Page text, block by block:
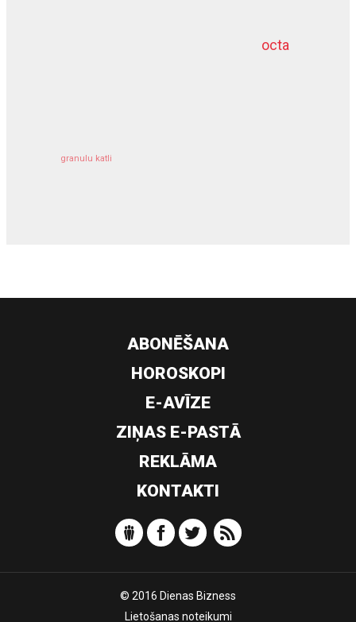
octa
granulu katli
dziļurbums
ABONĒŠANA
HOROSKOPI
E-AVĪZE
ZIŅAS E-PASTĀ
REKLĀMA
KONTAKTI
© 2016 Dienas Bizness
Lietošanas noteikumi